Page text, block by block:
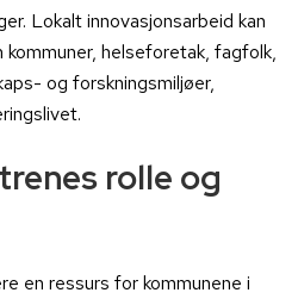
Lokalt innovasjonsarbeid kan
helseforetak, fagfolk,
og forskningsmiljøer,
rolle og
en ressurs for kommunene i